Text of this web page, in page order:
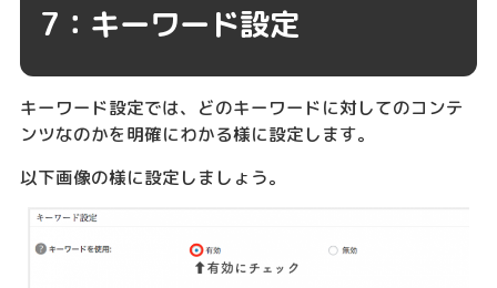
7：キーワード設定
キーワード設定では、どのキーワードに対してのコンテ
ンツなのかを明確にわかる様に設定します。
以下画像の様に設定しましょう。